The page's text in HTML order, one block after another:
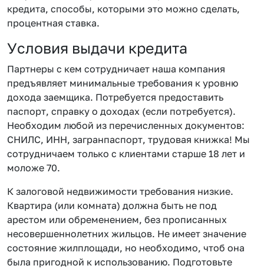
кредита, способы, которыми это можно сделать,
процентная ставка.
Условия выдачи кредита
Партнеры с кем сотрудничает наша компания
предъявляет минимальные требования к уровню
дохода заемщика. Потребуется предоставить
паспорт, справку о доходах (если потребуется).
Необходим любой из перечисленных документов:
СНИЛС, ИНН, загранпаспорт, трудовая книжка! Мы
сотрудничаем только с клиентами старше 18 лет и
моложе 70.
К залоговой недвижимости требования низкие.
Квартира (или комната) должна быть не под
арестом или обременением, без прописанных
несовершеннолетних жильцов. Не имеет значение
состояние жилплощади, но необходимо, чтоб она
была пригодной к использованию. Подготовьте